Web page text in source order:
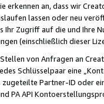
erkennen an, dass wir
lassen oder neu
Zugriff auf die und Ihre
(einschließlich dieser
von Anfragen an
Schlüsselpaar eine
Partner-ID oder
PA API